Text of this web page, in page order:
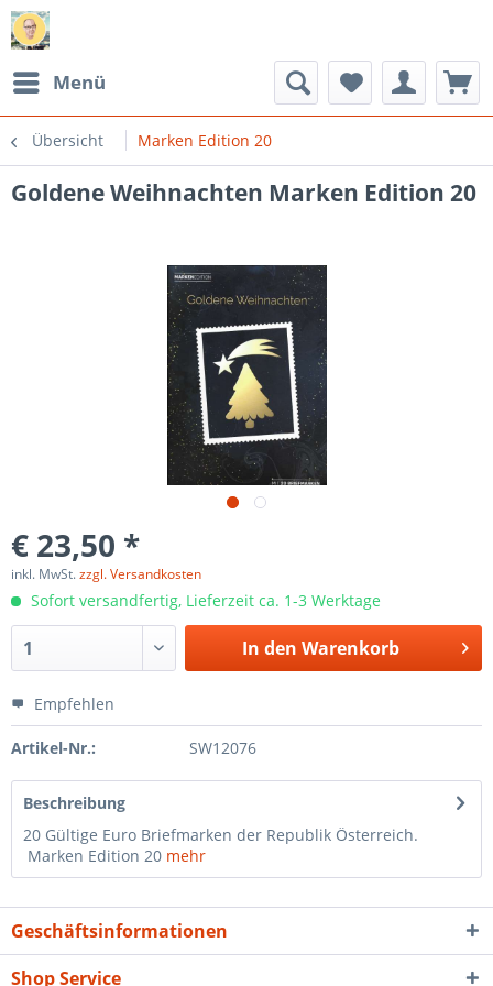
Menü
Übersicht Marken Edition 20
Goldene Weihnachten Marken Edition 20
€ 23,50 *
inkl. MwSt.zzgl. Versandkosten
Sofort versandfertig, Lieferzeit ca. 1-3 Werktage
In den Warenkorb
Empfehlen
Artikel-Nr.: SW12076
Beschreibung
20 Gültige Euro Briefmarken der Republik Österreich.
Marken Edition 20 mehr
Geschäftsinformationen
Shop Service